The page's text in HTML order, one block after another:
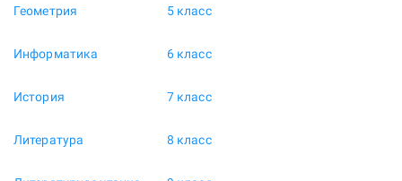
Геометрия
Информатика
История
Литература
5 класс
6 класс
7 класс
8 класс